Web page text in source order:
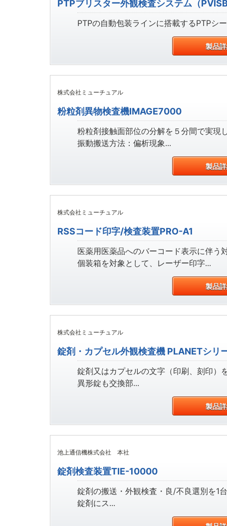
PTPブリスター外観検査システム（
PTPの自動包装ラインに搭載するPTPシ
製品
株式会社ミューチュアル
粉粒剤異物検査機IMAGE7000
粉粒剤接触面部位の分解を５分間で実現
振動搬送方法：偏析現象...
製品
株式会社ミューチュアル
RSSコード印字/検査装置PRO-A1
医薬用医薬品へのバーコード表示に伴う
個装箱を対象として、レーザー印字...
製品
株式会社ミューチュアル
錠剤・カプセル外観検査機 PLANETシリ
錠剤又はカプセルの文字（印刷、刻印）
異形錠も交換部...
製品
池上通信機株式会社 本社
錠剤検査装置TIE-10000
錠剤の搬送・外観検査・良/不良選別を1
錠剤にス...